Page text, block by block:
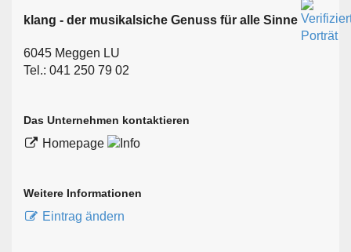
klang - der musikalsiche Genuss für alle Sinne
6045 Meggen LU
Tel.: 041 250 79 02
Das Unternehmen kontaktieren
Homepage
Weitere Informationen
Eintrag ändern